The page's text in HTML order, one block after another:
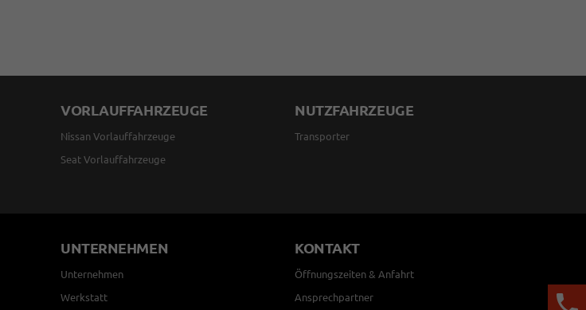
VORLAUFFAHRZEUGE
Nissan Vorlauffahrzeuge
Seat Vorlauffahrzeuge
NUTZFAHRZEUGE
Transporter
UNTERNEHMEN
Unternehmen
Werkstatt
KONTAKT
Öffnungszeiten & Anfahrt
Ansprechpartner